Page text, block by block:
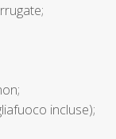
incluse);